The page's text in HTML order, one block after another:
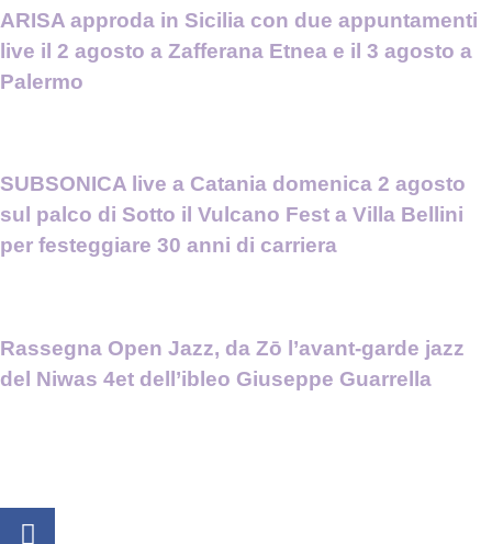
ARISA approda in Sicilia con due appuntamenti
live il 2 agosto a Zafferana Etnea e il 3 agosto a
Palermo
SUBSONICA live a Catania domenica 2 agosto
sul palco di Sotto il Vulcano Fest a Villa Bellini
per festeggiare 30 anni di carriera
Rassegna Open Jazz, da Zō l’avant-garde jazz
del Niwas 4et dell’ibleo Giuseppe Guarrella